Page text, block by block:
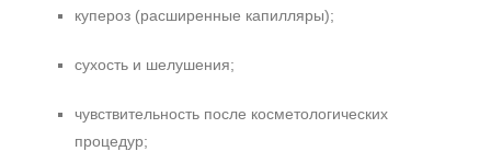
купероз (расширенные капилляры);
сухость и шелушения;
чувствительность после косметологических
процедур;